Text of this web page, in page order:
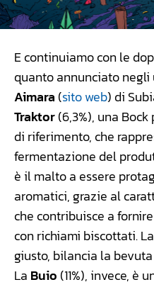
E continuiamo con le
quanto annunciato
Aimara (sito web) di
Traktor(6,3%), una
di riferimento, che
fermentazione del
è il malto a essere
aromatici, grazie al
che contribuisce a
con richiami biscottati.
giusto, bilancia la
La Buio (11%), invece, è